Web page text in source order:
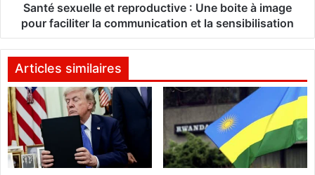
h
e
O
u
a
h
l
e
t
r
e
p
r
o
Santé sexuelle et reproductive : Une boite à image
pour faciliter la communication et la sensibilisation
Articles similaires